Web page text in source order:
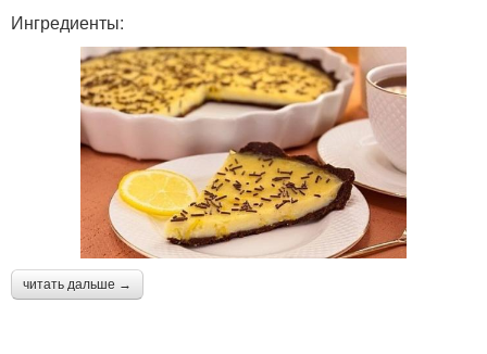
Ингредиенты:
читать дальше →